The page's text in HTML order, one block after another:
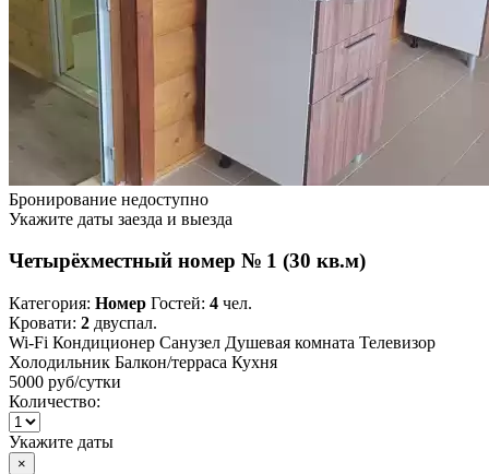
Бронирование недоступно
Укажите даты заезда и выезда
Четырёхместный номер № 1 (30 кв.м)
Категория: Номер Гостей: 4 чел.
Кровати: 2 двуспал.
Wi-Fi Кондиционер Санузел Душевая комната Телевизор
Холодильник Балкон/терраса Кухня
5000 руб/сутки
Количество:
Укажите даты
×